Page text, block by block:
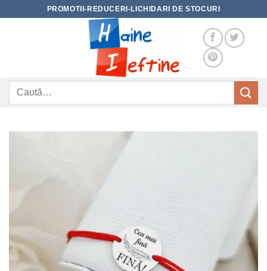
PROMOTII-REDUCERI-LICHIDARI DE STOCURI
Caută